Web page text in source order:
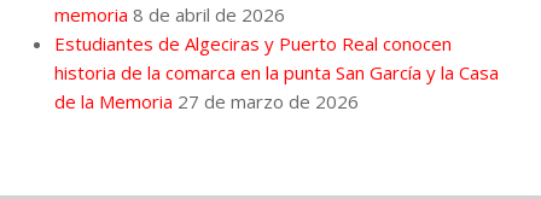
memoria 8 de abril de 2026
Estudiantes de Algeciras y Puerto Real conocen
historia de la comarca en la punta San García y la Casa
de la Memoria 27 de marzo de 2026